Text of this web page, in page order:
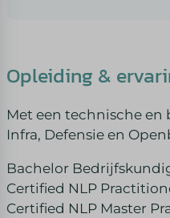
Opleiding &
Met een technische
Infra, Defensie en
Bachelor
Certified NLP
Certified NLP Master